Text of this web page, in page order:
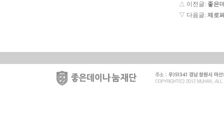
△ 이전글: 좋은
▽ 다음글: 제로